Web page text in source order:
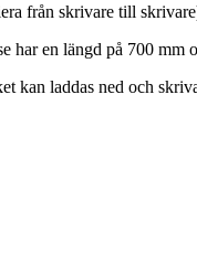
från skrivare till
har en längd på 700 mm
kan laddas ned och